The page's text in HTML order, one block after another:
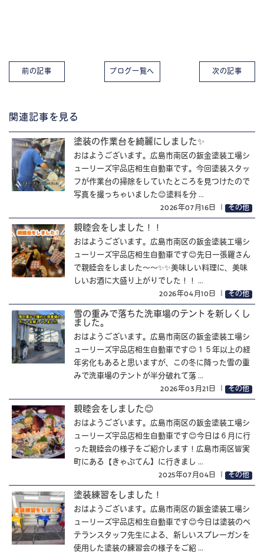
前の記事 ブログ一覧へ 次の記事
関連記事を見る
塗装の作業台を綺麗にしました✨
おはようございます。広島市南区の鈑金塗装工場シ
ューリーズ宇品店相生自動車です。今回塗装スタッ
フが作業台の掃除をしていたところを見つけたので
写真を撮っちゃいました😊塗料を分 ...
2026年07月16日 その他
親睦会をしました！！
おはようございます。広島市南区の鈑金塗装工場シ
ューリーズ宇品店相生自動車です😊先日一張羅さん
で親睦会をしました～～✨✨美味しい料理に、美味
しいお酒に大盛り上がりでした！！ ...
2026年04月10日 その他
雪の重みで落ちた洗車場のテントを新しくし
ました。
おはようございます。広島市南区の鈑金塗装工場シ
ューリーズ宇品店相生自動車です😊１５年以上の経
年劣化もあると思いますが、この冬に降った雪の重
みで洗車場のテントが半分破れて落 ...
2026年03月21日 その他
親睦会をしました😊
おはようございます。広島市南区の鈑金塗装工場シ
ューリーズ宇品店相生自動車です😊今日は６月に行
った親睦会の様子をご紹介します！広島市南区皆実
町にある【きゃぷてん】に行きまし ...
2025年07月04日 その他
塗装練習をしました！
おはようございます。広島市南区の鈑金塗装工場シ
ューリーズ宇品店相生自動車です😊今日は塗装のベ
テランスタッフ先生による、新しいスプレーガンを
使用した塗装の練習会の様子をご紹 ...